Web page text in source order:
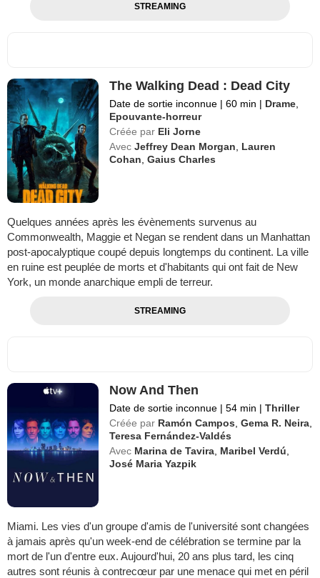
STREAMING
The Walking Dead : Dead City
Date de sortie inconnue | 60 min | Drame
Epouvante-horreur
Créée par Eli Jorne
Avec Jeffrey Dean Morgan
Lauren
Cohan ,Gaius Charles
Quelques années après les évènements survenus au
Commonwealth, Maggie et Negan se rendent dans un Manhattan
post-apocalyptique coupé depuis longtemps du continent. La ville
en ruine est peuplée de morts et d'habitants qui ont fait de New
York, un monde anarchique empli de terreur.
STREAMING
Now And Then
Date de sortie inconnue | 54 min | Thriller
Créée par Ramón Campos ,Gema R. Neira
Teresa Fernández-Valdés
Avec Marina de Tavira Maribel Verdú
José Maria Yazpik
Miami. Les vies d'un groupe d'amis de l'université sont changées
à jamais après qu'un week-end de célébration se termine par la
mort de l'un d'entre eux. Aujourd'hui, 20 ans plus tard, les cinq
autres sont réunis à contrecœur par une menace qui met en péril